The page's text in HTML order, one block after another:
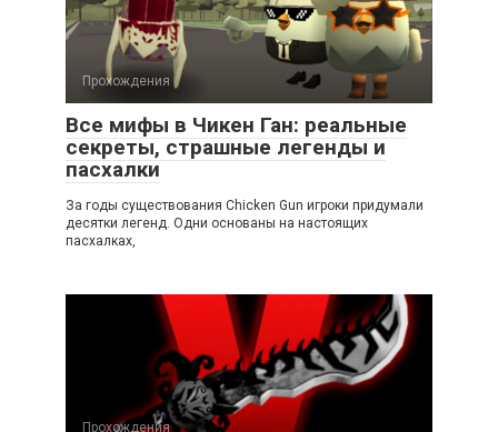
Прохождения
Все мифы в Чикен Ган: реальные
секреты, страшные легенды и
пасхалки
За годы существования Chicken Gun игроки придумали
десятки легенд. Одни основаны на настоящих
пасхалках,
Прохождения